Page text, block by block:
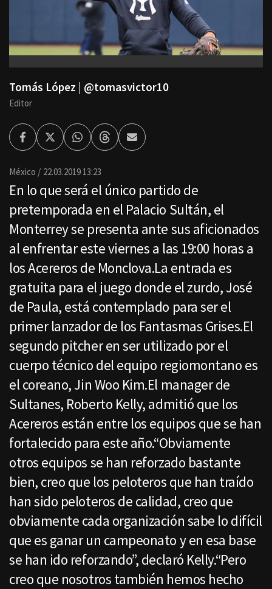
Tomás López | @tomasvictor10
Editor
FacebookTwitterWhatsappThreadsEnviar
por
México 22.03.2019 13:23
En lo que será el único partido de
pretemporada en el Palacio Sultán, el
Monterrey se presenta ante sus aficionados
al enfrentar este viernes a las 19:00 horas a
los Acereros de Monclova.La entrada es
gratuita para el juego donde el zurdo, José
de Paula, está contemplado para ser el
primer lanzador de los Fantasmas Grises.El
segundo pitcher en ser utilizado por el
cuerpo técnico del equipo regiomontano es
el coreano, Jin Woo Kim.El manager de
Sultanes, Roberto Kelly, admitió que los
Acereros están entre los equipos que se han
fortalecido para este año.“Obviamente
otros equipos se han reforzado bastante
bien, creo que los peloteros que han traído
han sido peloteros de calidad, creo que
obviamente cada organización sabe lo difícil
que es ganar un campeonato y en esa base
se han ido reforzando”, declaró Kelly.“Pero
creo que nosotros también hemos hecho